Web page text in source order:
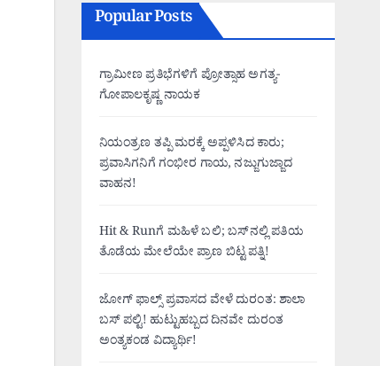
Popular Posts
ಗ್ರಾಮೀಣ ಪ್ರತಿಭೆಗಳಿಗೆ ಪ್ರೋತ್ಸಾಹ ಅಗತ್ಯ-
ಗೋಪಾಲಕೃಷ್ಣ ನಾಯಕ
ನಿಯಂತ್ರಣ ತಪ್ಪಿ ಮರಕ್ಕೆ ಅಪ್ಪಳಿಸಿದ ಕಾರು;
ಪ್ರವಾಸಿಗನಿಗೆ ಗಂಭೀರ ಗಾಯ, ನಜ್ಜುಗುಜ್ಜಾದ
ವಾಹನ!
Hit & Runಗೆ ಮಹಿಳೆ ಬಲಿ; ಬಸ್‌ನಲ್ಲಿ ಪತಿಯ
ತೊಡೆಯ ಮೇಲೆಯೇ ಪ್ರಾಣ ಬಿಟ್ಟ ಪತ್ನಿ!
ಜೋಗ್ ಫಾಲ್ಸ್ ಪ್ರವಾಸದ ವೇಳೆ ದುರಂತ: ಶಾಲಾ
ಬಸ್ ಪಲ್ಟಿ! ಹುಟ್ಟುಹಬ್ಬದ ದಿನವೇ ದುರಂತ
ಅಂತ್ಯಕಂಡ ವಿದ್ಯಾರ್ಥಿ!